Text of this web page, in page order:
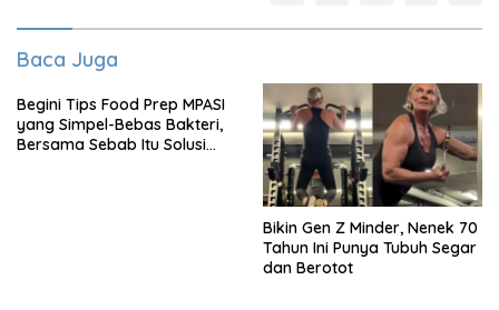
Baca Juga
Begini Tips Food Prep MPASI
yang Simpel-Bebas Bakteri,
Bersama Sebab Itu Solusi
Bikin Gen Z Minder, Nenek 70
Tahun Ini Punya Tubuh Segar
dan Berotot